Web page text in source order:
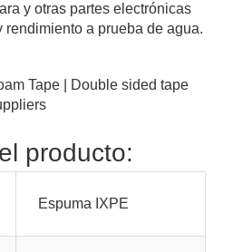
y otras partes electrónicas
a prueba de agua.
producto:
Espuma IXPE